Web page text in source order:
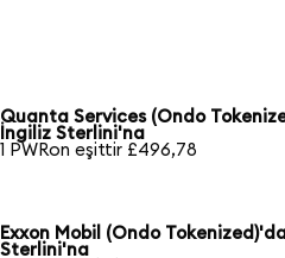
Quanta Services (Ondo
İngiliz Sterlini'na
1 PWRon eşittir £496,78
Exxon Mobil (Ondo
Sterlini'na